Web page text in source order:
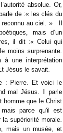
absolue. Or,
de :« les clés du
reconnu au ciel. » Il
mais d’un
il dit :« Celui qui
moins surprenante.
une interprétation
Jésus le savait.
: Pierre. Et voici le
mal Jésus. Il parle
homme que le Christ
parce qu'il est
supériorité morale.
mais un musée, et